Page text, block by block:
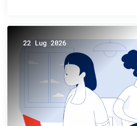
22 Lug 2026